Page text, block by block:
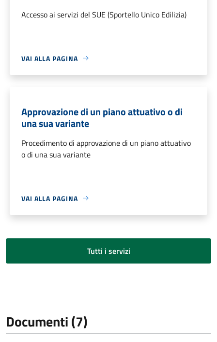
Accesso ai servizi del SUE (Sportello Unico Edilizia)
VAI ALLA PAGINA
Approvazione di un piano attuativo o di
una sua variante
Procedimento di approvazione di un piano attuativo
o di una sua variante
VAI ALLA PAGINA
Tutti i servizi
Documenti (7)